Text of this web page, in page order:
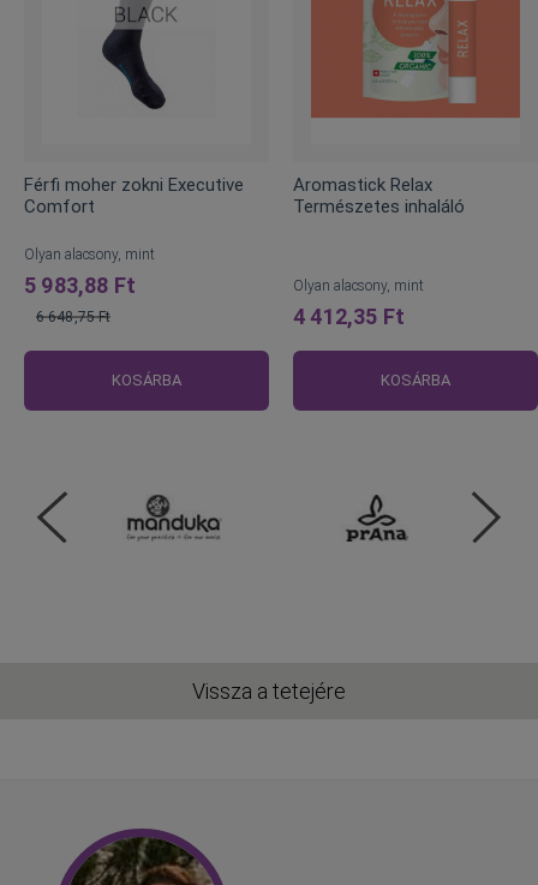
Férfi moher zokni Executive
Comfort
Olyan alacsony, mint
5 983,88 Ft
6 648,75 Ft
KOSÁRBA
Aromastick Relax
Természetes inhaláló
Olyan alacsony, mint
4 412,35 Ft
KOSÁRBA
Vissza a tetejére